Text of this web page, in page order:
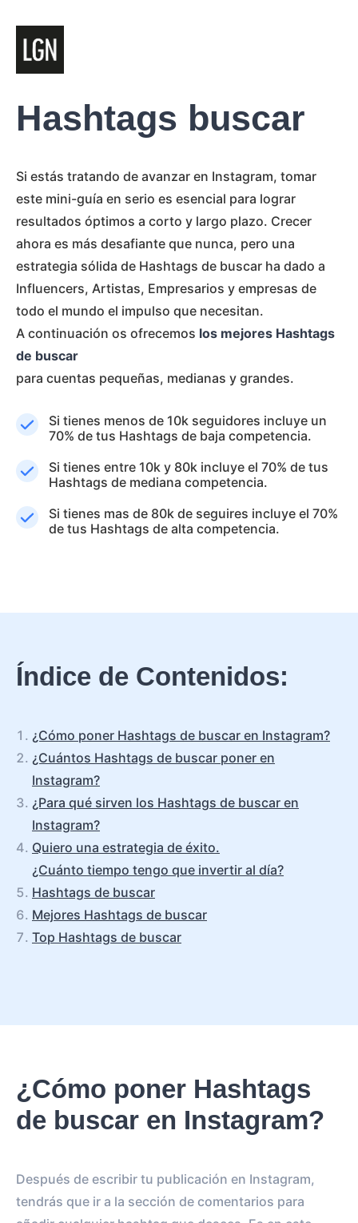
Hashtags buscar
Si estás tratando de avanzar en Instagram, tomar
este mini-guía en serio es esencial para lograr
resultados óptimos a corto y largo plazo. Crecer
ahora es más desafiante que nunca, pero una
estrategia sólida de Hashtags de buscar ha dado a
Influencers, Artistas, Empresarios y empresas de
todo el mundo el impulso que necesitan.
A continuación os ofrecemos los mejores Hashtags
de buscar
para cuentas pequeñas, medianas y grandes.
Si tienes menos de 10k seguidores incluye un
70% de tus Hashtags de baja competencia.
Si tienes entre 10k y 80k incluye el 70% de tus
Hashtags de mediana competencia.
Si tienes mas de 80k de seguires incluye el 70%
de tus Hashtags de alta competencia.
Índice de Contenidos:
¿Cómo poner Hashtags de buscar en Instagram?
¿Cuántos Hashtags de buscar poner en
Instagram?
¿Para qué sirven los Hashtags de buscar en
Instagram?
Quiero una estrategia de éxito.
¿Cuánto tiempo tengo que invertir al día?
Hashtags de buscar
Mejores Hashtags de buscar
Top Hashtags de buscar
¿Cómo poner Hashtags
de buscar en Instagram?
Después de escribir tu publicación en Instagram,
tendrás que ir a la sección de comentarios para